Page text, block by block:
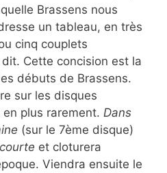
Brassens nous
un tableau, en très
cinq couplets
Cette concision est la
débuts de Brassens.
sur les disques
plus rarement. Dans
(sur le 7ème disque)
et cloturera
Viendra ensuite le